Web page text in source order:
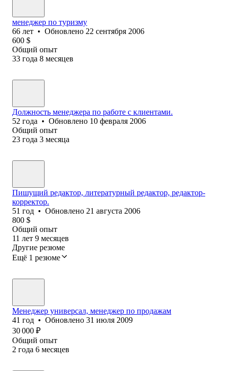
менеджер по туризму
66 лет • Обновлено 22 сентября 2006
600 $
Общий опыт
33 года 8 месяцев
Должность менеджера по работе с клиентами.
52 года • Обновлено 10 февраля 2006
Общий опыт
23 года 3 месяца
Пишущий редактор, литературный редактор, редактор-
корректор.
51 год • Обновлено 21 августа 2006
800 $
Общий опыт
11 лет 9 месяцев
Другие резюме
Ещё 1 резюме
Менеджер универсал, менеджер по продажам
41 год • Обновлено 31 июля 2009
30 000 ₽
Общий опыт
2 года 6 месяцев